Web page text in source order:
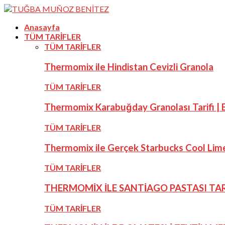
Anasayfa
TÜM TARİFLER
TÜM TARİFLER
Thermomix ile Hindistan Cevizli Granola
TÜM TARİFLER
Thermomix Karabuğday Granolası Tarifi |
TÜM TARİFLER
Thermomix ile Gerçek Starbucks Cool
TÜM TARİFLER
THERMOMİX İLE SANTİAGO PASTASI
TÜM TARİFLER